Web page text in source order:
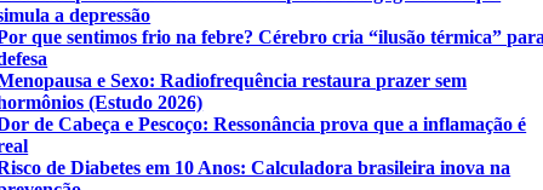
a depressão
que sentimos frio na febre? Cérebro cria “ilusão térmica”
e Sexo: Radiofrequência restaura prazer sem
(Estudo 2026)
de Cabeça e Pescoço: Ressonância prova que a inflamação é
de Diabetes em 10 Anos: Calculadora brasileira inova na